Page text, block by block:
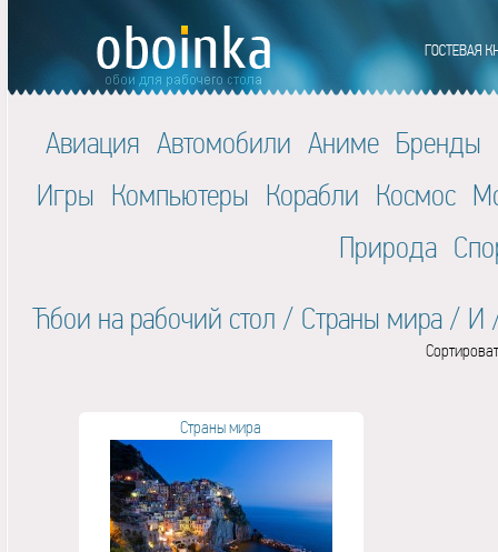
Авиация Автомобили Аниме Бренды
Игры Компьютеры Корабли Космос
Природа
Ћбои на рабочий стол / Страны мира / И
Страны мира